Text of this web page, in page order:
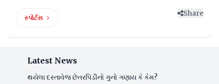
સ્પોર્ટસ
Share
Latest News
થયેલા દસ્તાવેજ છેતરપિંડીનો ગુનો ગણાય કે કેમ?